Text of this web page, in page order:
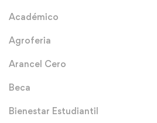
Académico
Agroferia
Arancel Cero
Beca
Bienestar Estudiantil